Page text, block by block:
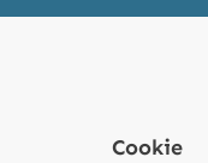
Cookie